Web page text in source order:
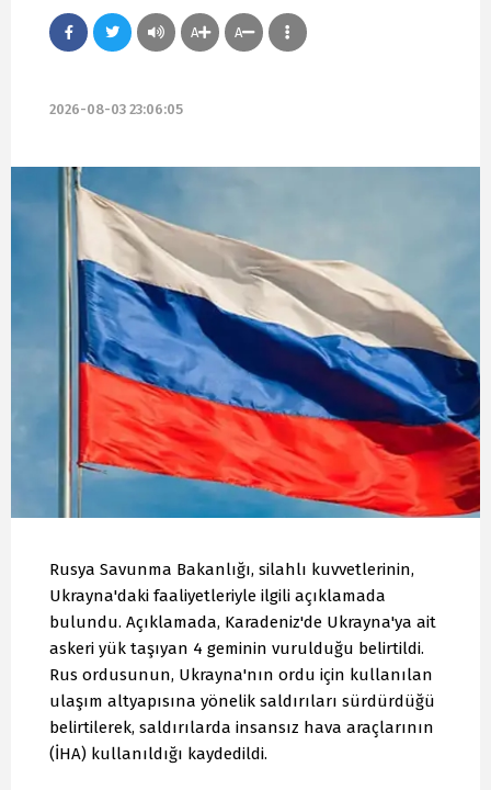
A A
2026-08-03 23:06:05
Rusya Savunma Bakanlığı, silahlı kuvvetlerinin,
Ukrayna'daki faaliyetleriyle ilgili açıklamada
bulundu. Açıklamada, Karadeniz'de Ukrayna'ya ait
askeri yük taşıyan 4 geminin vurulduğu belirtildi.
Rus ordusunun, Ukrayna'nın ordu için kullanılan
ulaşım altyapısına yönelik saldırıları sürdürdüğü
belirtilerek, saldırılarda insansız hava araçlarının
(İHA) kullanıldığı kaydedildi.